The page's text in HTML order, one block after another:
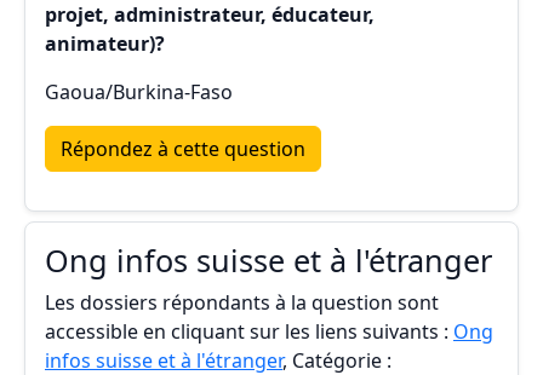
projet, administrateur, éducateur,
animateur)?
Gaoua/Burkina-Faso
Répondez à cette question
Ong infos suisse et à l'étranger
Les dossiers répondants à la question sont
accessible en cliquant sur les liens suivants : Ong
infos suisse et à l'étranger, Catégorie :